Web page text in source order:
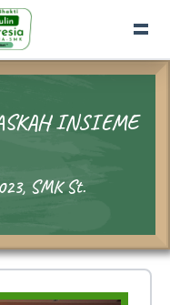
INSIEME
SMK St.